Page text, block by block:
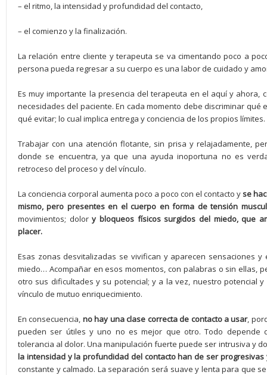
– el ritmo, la intensidad y profundidad del contacto,
– el comienzo y la finalización.
La relación entre cliente y terapeuta se va cimentando poco a
persona pueda regresar a su cuerpo es una labor de cuidado y
Es muy importante la presencia del terapeuta en el aquí y ahora,
necesidades del paciente. En cada momento debe discriminar qué
qué evitar; lo cual implica entrega y conciencia de los propios límites.
Trabajar con una atención flotante, sin prisa y relajadamente,
donde se encuentra, ya que una ayuda inoportuna no es
retroceso del proceso y del vínculo.
La conciencia corporal aumenta poco a poco con el contacto yse
mismo, pero presentes en el cuerpo en forma de tensión
movimientos; dolory bloqueos físicos surgidos del miedo, que
placer.
Esas zonas desvitalizadas se vivifican y aparecen sensaciones
miedo… Acompañar en esos momentos, con palabras o sin ellas,
otro sus dificultades y su potencial; y a la vez, nuestro potencial
vínculo de mutuo enriquecimiento.
En consecuencia, no hay una clase correcta de contacto a usar,
pueden ser útiles y uno no es mejor que otro. Todo depende
tolerancia al dolor. Una manipulación fuerte puede ser intrusiva y
la intensidad y la profundidad del contacto han de ser progresivas
constante y calmado. La separación será suave y lenta para que